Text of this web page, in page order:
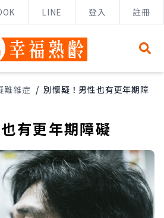
LINE 登入 註冊
難雜症 / 別懷疑！男性也有更年期障
有更年期障礙